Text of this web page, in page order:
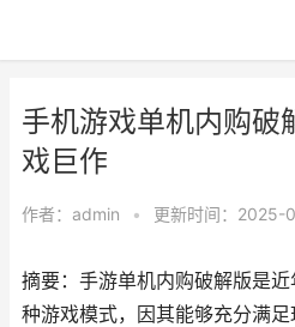
手机游戏单机内购破
戏巨作
作者： admin • 更新时间：2025-
摘要：手游单机内购破解版是
种游戏模式，因其能够充分满